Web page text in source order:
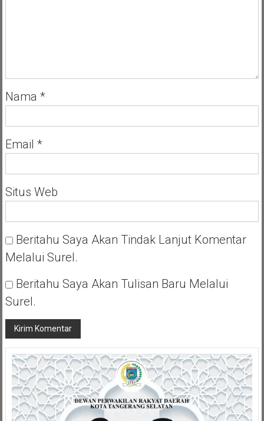
Nama *
Email *
Situs Web
Beritahu Saya Akan Tindak Lanjut Komentar
Melalui Surel.
Beritahu Saya Akan Tulisan Baru Melalui
Surel.